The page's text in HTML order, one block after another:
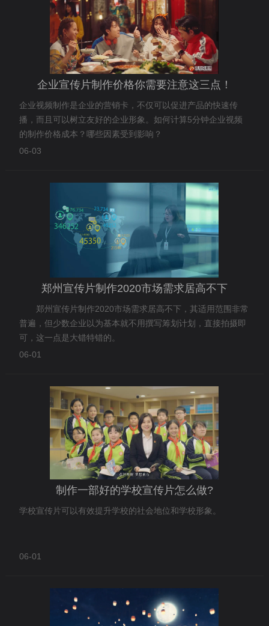
企业宣传片制作价格你需要注意这三点！
企业视频制作是企业的营销卡，不仅可以促进产品的快速传
播，而且可以树立友好的企业形象。如何计算5分钟企业视频
的制作价格成本？哪些因素受到影响？
06-03
郑州宣传片制作2020市场需求居高不下
郑州宣传片制作2020市场需求居高不下，其适用范围非常
普遍，但少数企业以为基本就不用撰写筹划计划，直接拍摄即
可，这一点是大错特错的。
06-01
制作一部好的学校宣传片怎么做?
学校宣传片可以有效提升学校的社会地位和学校形象。
06-01